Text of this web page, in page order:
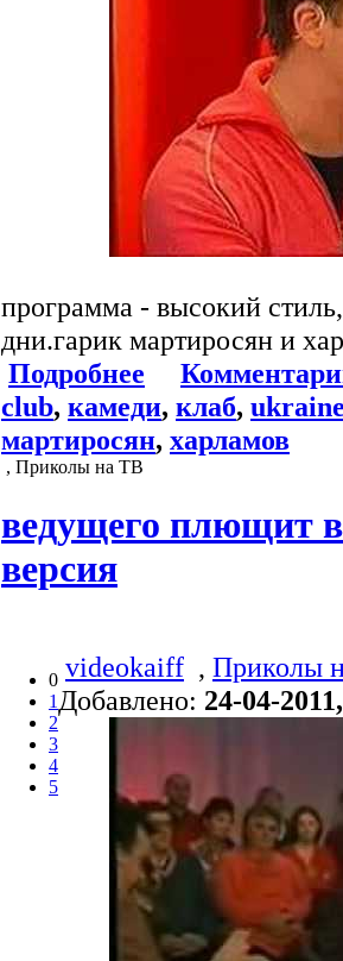
программа - высокий
дни.гарик мартиросян и
Подробнее
club, камеди, клаб,
мартиросян, харламов
, Приколы на ТВ
ведущего плющит
версия
0
1
2
3
4
5
videokaiff , Приколы
Добавлено: 24-04-